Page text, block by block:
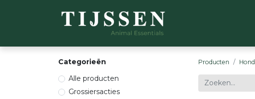
Categorieën
Alle producten
Grossiersacties
Producten Hond